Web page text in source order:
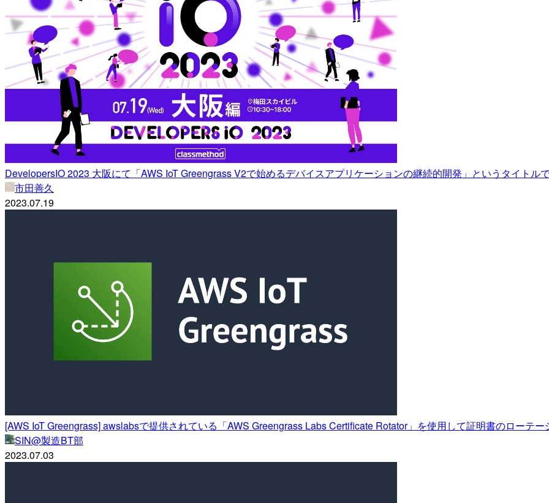
DevelopersIO 2023 大阪にて「AWS IoT Greengrass V2で始めるデバイスアプリケーションの継続的開発」というタイトル
市田善久
2023.07.19
[AWS IoT Greengrass] awslabsで提供されている「AWS Greengrass Labs Certificate Rotator」を使用して証明書のローテ
SIN@製造BT部
2023.07.03